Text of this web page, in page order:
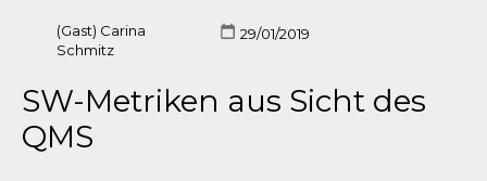
(Gast) Carina
Schmitz
29/01/2019
SW-Metriken aus Sicht des
QMS